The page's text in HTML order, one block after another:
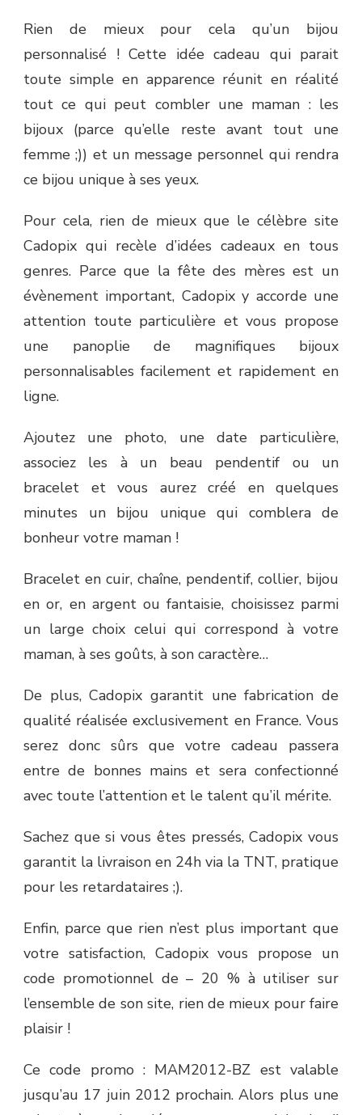
SÛR
DE
FAIRE
PLAISIR
Rien de mieux pour cela qu’un bijou
personnalisé ! Cette idée cadeau qui parait
toute simple en apparence réunit en réalité
tout ce qui peut combler une maman : les
bijoux (parce qu’elle reste avant tout une
femme ;)) et un message personnel qui rendra
ce bijou unique à ses yeux.
Pour cela, rien de mieux que le célèbre site
Cadopix qui recèle d’idées cadeaux en tous
genres. Parce que la fête des mères est un
évènement important, Cadopix y accorde une
attention toute particulière et vous propose
une panoplie de magnifiques bijoux
personnalisables facilement et rapidement en
ligne.
Ajoutez une photo, une date particulière,
associez les à un beau pendentif ou un
bracelet et vous aurez créé en quelques
minutes un bijou unique qui comblera de
bonheur votre maman !
Bracelet en cuir, chaîne, pendentif, collier, bijou
en or, en argent ou fantaisie, choisissez parmi
un large choix celui qui correspond à votre
maman, à ses goûts, à son caractère…
De plus, Cadopix garantit une fabrication de
qualité réalisée exclusivement en France. Vous
serez donc sûrs que votre cadeau passera
entre de bonnes mains et sera confectionné
avec toute l’attention et le talent qu’il mérite.
Sachez que si vous êtes pressés, Cadopix vous
garantit la livraison en 24h via la TNT, pratique
pour les retardataires ;).
Enfin, parce que rien n’est plus important que
votre satisfaction, Cadopix vous propose un
code promotionnel de – 20 % à utiliser sur
l’ensemble de son site, rien de mieux pour faire
plaisir !
Ce code promo : MAM2012-BZ est valable
jusqu’au 17 juin 2012 prochain. Alors plus une